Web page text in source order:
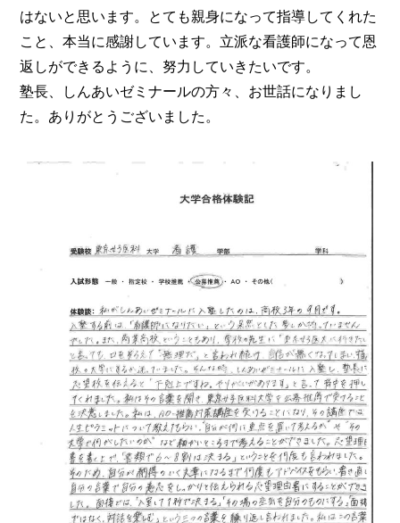
はないと思います。とても親身になって指導してくれた
こと、本当に感謝しています。立派な看護師になって恩
返しができるように、努力していきたいです。
塾長、しんあいゼミナールの方々、お世話になりまし
た。ありがとうございました。